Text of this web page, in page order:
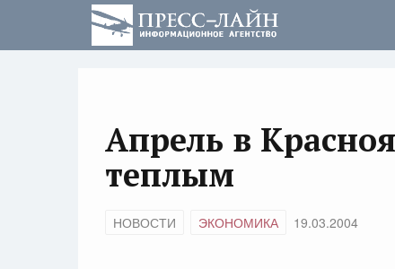
Апрель в
теплым
НОВОСТИ ЭКОНОМИКА 19.03.2004